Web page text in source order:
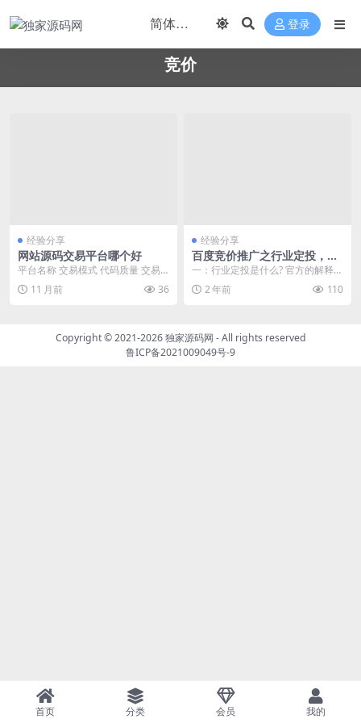
登录
竞价
经验分享
网站源码交易平台哪个好
平台名称 交易模式 代码质量 交易
安全 用户评价 源码之家 在线竞价
高 强 4...
11 月前 36
经验分享
百度竞价推广之行业定投，说
些你关心的
一：行业定投是什么? 官方的解释是
这样的。网址定向：基于行业线索
实时快照结果，精...
2 年前 110
Copyright © 2021-2026独家源码网 - All rights reserved
鲁ICP备2021009049号-9
首页 分类 会员 我的